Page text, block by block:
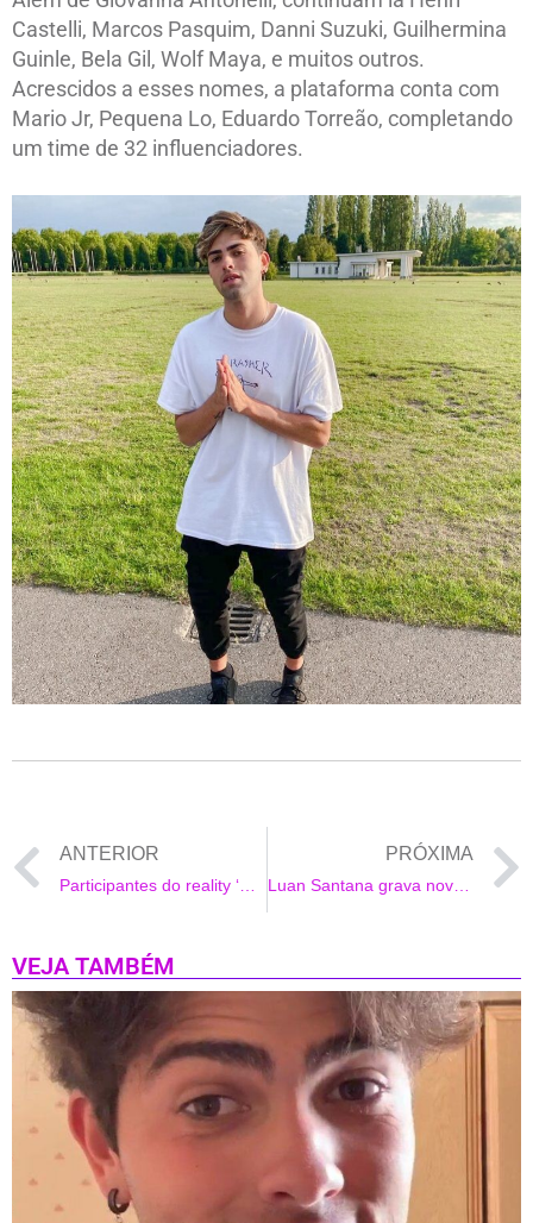
Castelli, Marcos Pasquim, Danni Suzuki, Guilhermina
Guinle, Bela Gil, Wolf Maya, e muitos outros.
Acrescidos a esses nomes, a plataforma conta com
Mario Jr, Pequena Lo, Eduardo Torreão, completando
um time de 32 influenciadores.
ANTERIOR
Participantes do reality ‘Na Sua Casa Brasil’ ganham apoio de famosos
PRÓXIMA
Luan Santana grava novo clipe em homenagem aos caminhoneiros
VEJA TAMBÉM